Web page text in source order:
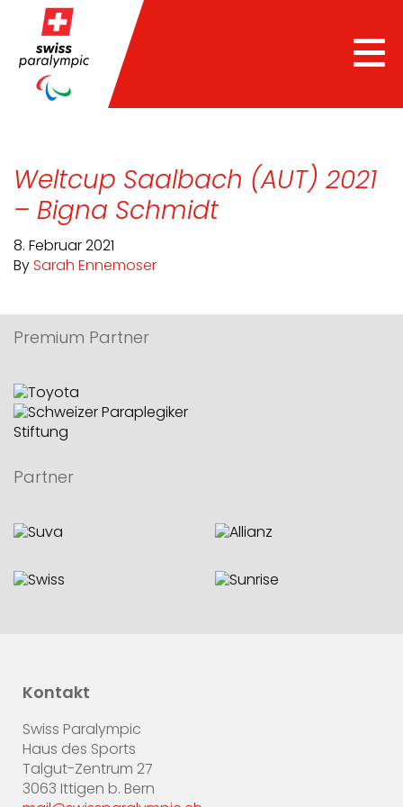
Weltcup Saalbach (AUT) 2021
– Bigna Schmidt
8. Februar 2021
By Sarah Ennemoser
Premium Partner
Partner
Kontakt
Swiss Paralympic
Haus des Sports
Talgut-Zentrum 27
3063 Ittigen b. Bern